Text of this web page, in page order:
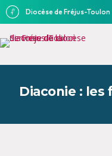
Diocèse de Fréjus-Toulon
Diaconie : les